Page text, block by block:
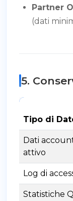
Partner
(dati
5.
Tipo di
Dati
attivo
Log di
Statistiche